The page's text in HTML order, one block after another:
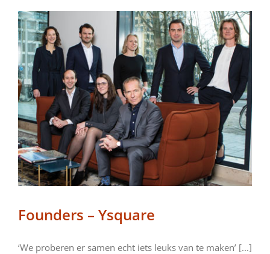
Founders – Ysquare
‘We proberen er samen echt iets leuks van te maken’ [...]